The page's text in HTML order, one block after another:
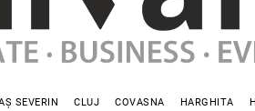
SEVERIN CLUJ COVASNA HARGHITA